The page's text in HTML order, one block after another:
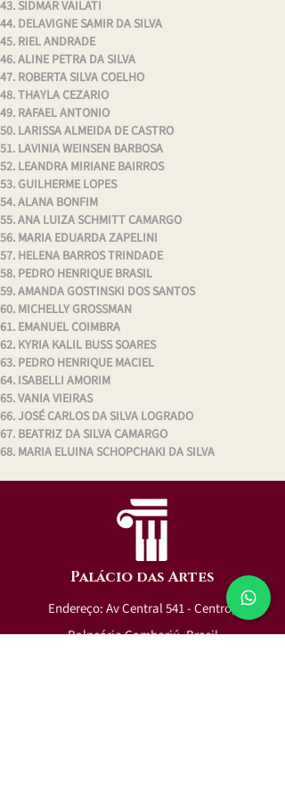
SIDMAR VAILATI
DELAVIGNE SAMIR DA SILVA
RIEL ANDRADE
ALINE PETRA DA SILVA
ROBERTA SILVA COELHO
THAYLA CEZARIO
RAFAEL ANTONIO
LARISSA ALMEIDA DE CASTRO
LAVINIA WEINSEN BARBOSA
LEANDRA MIRIANE BAIRROS
GUILHERME LOPES
ALANA BONFIM
ANA LUIZA SCHMITT CAMARGO
MARIA EDUARDA ZAPELINI
HELENA BARROS TRINDADE
PEDRO HENRIQUE BRASIL
AMANDA GOSTINSKI DOS SANTOS
MICHELLY GROSSMAN
EMANUEL COIMBRA
KYRIA KALIL BUSS SOARES
PEDRO HENRIQUE MACIEL
ISABELLI AMORIM
VANIA VIEIRAS
JOSÉ CARLOS DA SILVA LOGRADO
BEATRIZ DA SILVA CAMARGO
MARIA ELUINA SCHOPCHAKI DA SILVA
Palácio das Artes
Endereço: Av Central 541 - Centro,
Balneário Camboriú, Brasil